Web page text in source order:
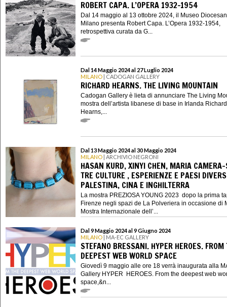
ROBERT CAPA. L’OPERA 1932-1954
Dal 14 maggio al 13 ottobre 2024, il Museo
Milano presenta Robert Capa. L’Opera 1932-1954,
retrospettiva curata da G...
Dal 14 Maggio 2024 al 27 Luglio 2024
MILANO | CADOGAN GALLERY
RICHARD HEARNS. THE LIVING MOUNTAIN
Cadogan Gallery è lieta di annunciare The Living
mostra dell’artista libanese di base in Irlanda Richard
Hearns,...
Dal 13 Maggio 2024 al 30 Maggio 2024
MILANO | ARCHIVIO NEGRONI
HASAN KURD, XINYI CHEN, MARIA
TRE CULTURE , ESPERIENZE E PAESI
PALESTINA, CINA E INGHILTERRA
La mostra PREZIOSA YOUNG 2023 dopo la prima
Firenze negli spazi de La Polveriera in occasione di
Mostra Internazionale dell’...
Dal 9 Maggio 2024 al 9 Giugno 2024
MILANO | MA-EC GALLERY
STEFANO BRESSANI. HYPER HEROES. FROM
DEEPEST WEB WORLD SPACE
Giovedì 9 maggio alle ore 18 verrà inaugurata alla
Gallery HYPER HEROES. From the deepest web
space,&n...